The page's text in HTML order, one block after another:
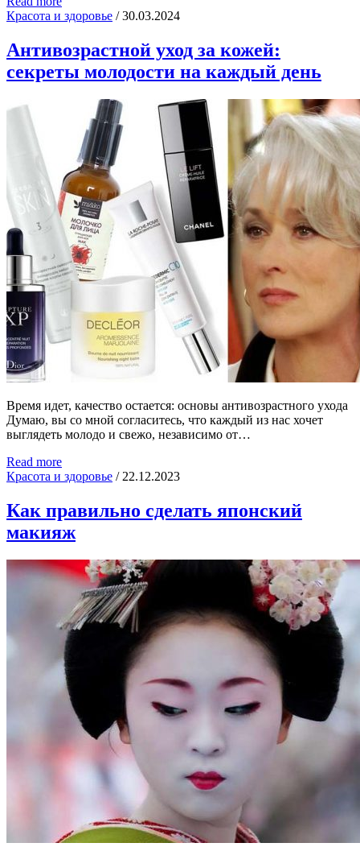
Красота и здоровье / 30.03.2024
Антивозрастной уход за кожей:
секреты молодости на каждый день
Время идет, качество остается: основы антивозрастного ухода
Думаю, вы со мной согласитесь, что каждый из нас хочет
выглядеть молодо и свежо, независимо от…
Read more
Красота и здоровье / 22.12.2023
Как правильно сделать японский
макияж